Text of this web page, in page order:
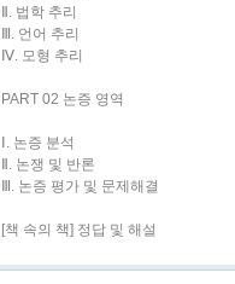
Ⅱ. 법학 추리
Ⅲ. 언어 추리
Ⅳ. 모형 추리
PART 02 논증 영역
Ⅰ. 논증 분석
Ⅱ. 논쟁 및 반론
Ⅲ. 논증 평가 및 문제해결
[책 속의 책] 정답 및 해설